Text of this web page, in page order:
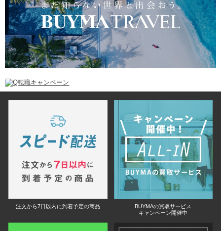
注文から7日以内に到着予定の商品
BUYMAの買取サービス
キャンペーン開催中